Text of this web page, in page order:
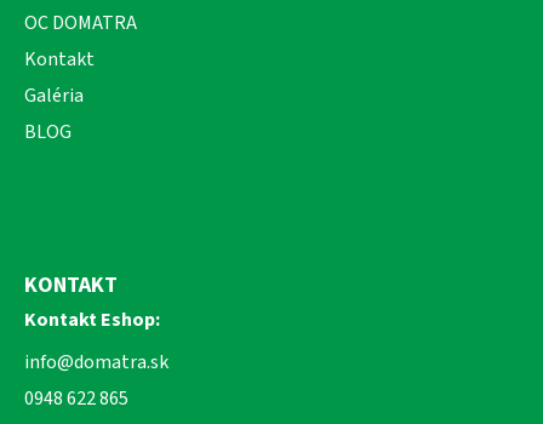
OC DOMATRA
Kontakt
Galéria
BLOG
KONTAKT
Kontakt Eshop:
info@domatra.sk
0948 622 865